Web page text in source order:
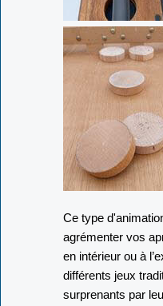
Ce type
agrémenter vos
en intérieur ou à
différents jeux
surprenants par